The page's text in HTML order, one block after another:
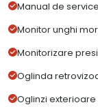
Manual de service
Monitor unghi
Monitorizare
Oglinda
Oglinzi